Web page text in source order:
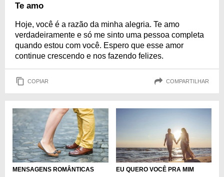
Te amo
Hoje, você é a razão da minha alegria. Te amo
verdadeiramente e só me sinto uma pessoa completa
quando estou com você. Espero que esse amor
continue crescendo e nos fazendo felizes.
COPIAR COMPARTILHAR
MENSAGENS ROMÂNTICAS EU QUERO VOCÊ PRA MIM